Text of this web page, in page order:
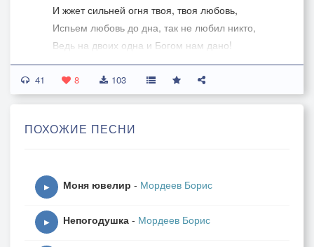
И жжет сильней огня твоя, твоя любовь,
Испьем любовь до дна, так не любил никто,
Ведь на двоих одна и Богом нам дано!
Так не любил никто!
Не отпускай меня, не отпускай,
Любовь и есть на самом деле рай,
Возьми меня ты плен, возьми, не отдавай
Мой муж, мое плечо,клянусь пред алтарем
41 8 103
ПОХОЖИЕ ПЕСНИ
▶ Моня ювелир - Мордеев Борис
▶ Непогодушка - Мордеев Борис